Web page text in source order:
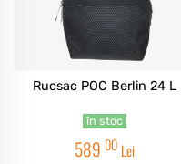
Rucsac POC Berlin 24 L
în stoc
589 00 Lei